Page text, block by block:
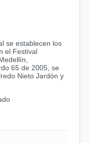
se establecen los
el Festival
65 de 2005, se
Nieto Jardón y